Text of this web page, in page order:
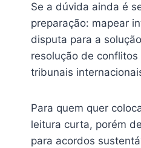
Se a dúvida ainda é
preparação: mapear
disputa para a
resolução de
tribunais
Para quem quer
leitura curta, porém
para acordos